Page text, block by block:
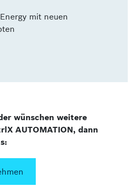
mit neuen
wünschen weitere
AUTOMATION, dann